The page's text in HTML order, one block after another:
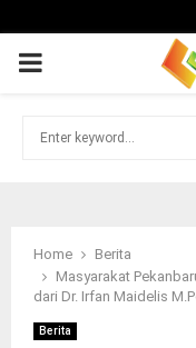
PRIMARY
Home
Berita
Masyarakat
dari Dr. Irfan Maidelis
Berita